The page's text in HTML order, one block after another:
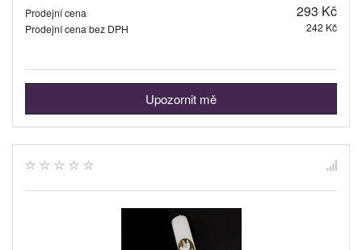
Prodejní cena 293 Kč
Prodejní cena bez DPH 242 Kč
Upozornit mě